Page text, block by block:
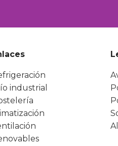
industrial